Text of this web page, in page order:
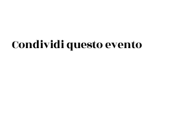
Condividi questo evento